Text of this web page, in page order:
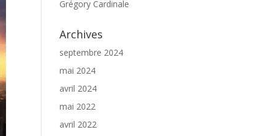
Grégory Cardinale
Archives
septembre 2024
mai 2024
avril 2024
mai 2022
avril 2022